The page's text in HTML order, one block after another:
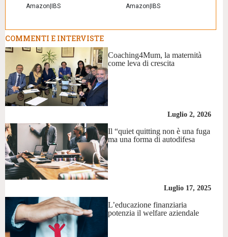
Amazon IBS Amazon IBS
COMMENTI E INTERVISTE
Coaching4Mum, la maternità
come leva di crescita
Luglio 2, 2026
Il “quiet quitting non è una fuga
ma una forma di autodifesa
Luglio 17, 2025
L’educazione finanziaria
potenzia il welfare aziendale